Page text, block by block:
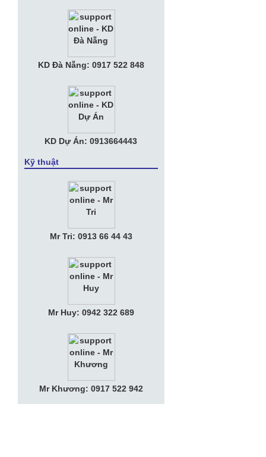
• Tuyển Nhân viên Kế Toán Văn phòng
• Tuyển Nhân Viên Kinh Doanh
• Apple muốn chia tay Amazon, tự làm
KD Đà Nẵng: 0917 522 848
KD Dự Án: 0913664443
Kỹ thuật
Mr Tri: 0913 66 44 43
Mr Huy: 0942 322 689
Mr Khương: 0917 522 942